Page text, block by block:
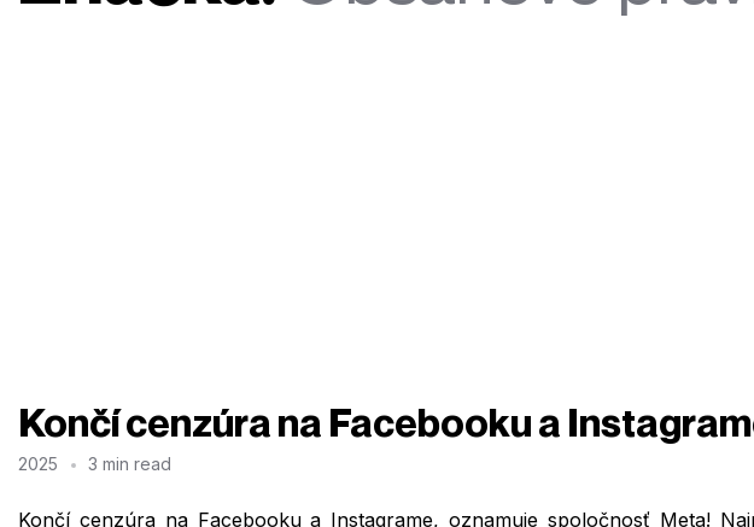
Končí cenzúra na Facebooku a
2025 3 min read
Končí cenzúra na Facebooku a Instagrame, oznamuje spoločnosť Meta!